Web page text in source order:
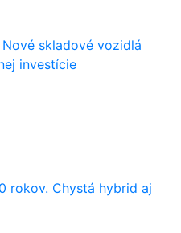
skladové vozidlá
investície
rokov. Chystá hybrid aj